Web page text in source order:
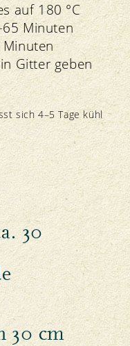
auf 180 °C
Minuten
Gitter geben
sich 4–5 Tage kühl
30
30 cm